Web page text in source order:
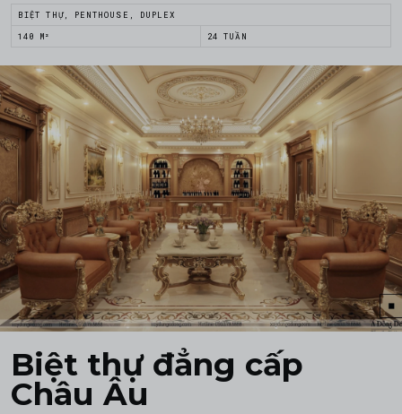
BIỆT THỰ, PENTHOUSE, DUPLEX
140 M² 24 TUẦN
Biệt thự đẳng cấp
Châu Âu